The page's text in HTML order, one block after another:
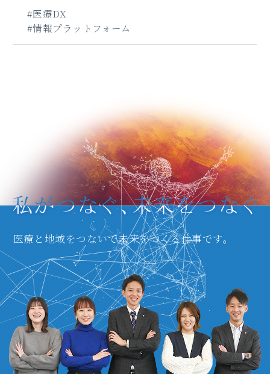
#医療DX
#情報プラットフォーム
医療と地域をつないで未来をつくる仕事です。